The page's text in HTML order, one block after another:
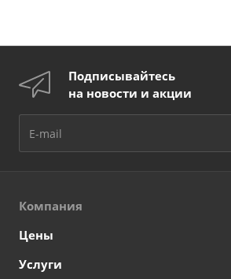
Подписывайтесь
на новости и акции
Компания
Цены
Услуги